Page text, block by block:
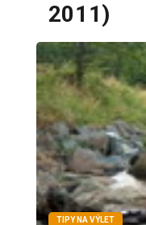
2011)
TIPY NA VÝLET